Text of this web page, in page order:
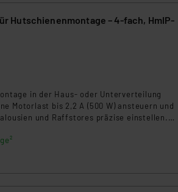
– 4-fach, HmIP-
in der Haus- oder Unterverteilung
Motorlast bis 2,2 A (500 W) ansteuern und
und Raffstores präzise einstellen.